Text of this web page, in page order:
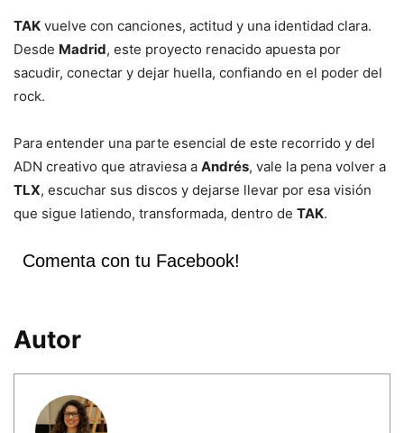
TAK vuelve con canciones, actitud y una identidad clara.
Desde Madrid, este proyecto renacido apuesta por
sacudir, conectar y dejar huella, confiando en el poder del
rock.
Para entender una parte esencial de este recorrido y del
ADN creativo que atraviesa a Andrés, vale la pena volver a
TLX, escuchar sus discos y dejarse llevar por esa visión
que sigue latiendo, transformada, dentro de TAK.
Comenta con tu Facebook!
Autor